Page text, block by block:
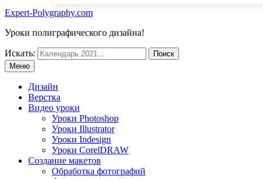
Expert-Polygraphy.com
Уроки полиграфического дизайна!
Искать:
Меню
Дизайн
Верстка
Видео уроки
Уроки Photoshop
Уроки Illustrator
Уроки Indesign
Уроки CorelDRAW
Создание макетов
Обработка фотографий